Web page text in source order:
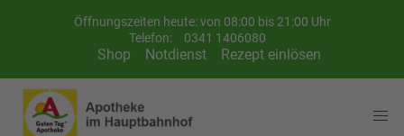
Öffnungszeiten heute: von 08:00 bis 21:00 Uhr
Telefon:
0341 1406080
Shop Notdienst Rezept einlösen